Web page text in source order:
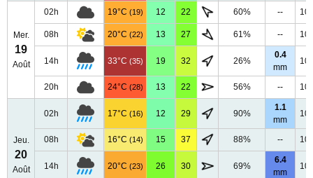
Mer.
19
Août
02h 19°C (19) 12 22 60% --
08h 20°C (22) 13 27 61% --
14h 33°C (35) 19 32 26%
0.4
mm
20h 24°C (28) 13 22 56% --
Jeu.
20
Août
02h 17°C (16) 12 29 90%
1.1
mm
08h 16°C (14) 15 37 88% --
14h 20°C (23) 26 30 69%
6.4
mm